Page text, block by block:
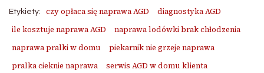
Etykiety: czy opłaca się naprawa AGD
diagnostyka AGD
ile kosztuje naprawa AGD
naprawa lodówki brak chłodzenia
naprawa pralki w domu
piekarnik nie grzeje naprawa
pralka cieknie naprawa
serwis AGD w domu klienta